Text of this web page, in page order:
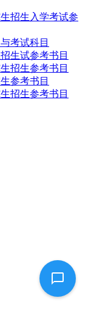
招生入学考试参
考试科目
生试参考书目
招生参考书目
参考书目
招生参考书目